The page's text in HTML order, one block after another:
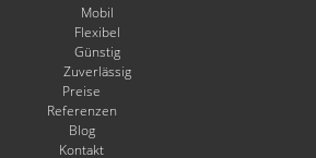
Mobil
Flexibel
Günstig
Zuverlässig
Preise
Referenzen
Blog
Kontakt